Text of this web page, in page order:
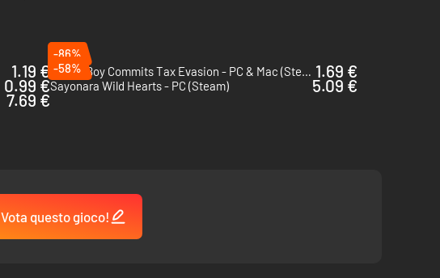
1.19 €
-86%
Turnip Boy Commits Tax Evasion - PC & Mac (Steam) 1.69 €
0.99 €
-58%
Sayonara Wild Hearts - PC (Steam)
5.09 €
7.69 €
Vota questo gioco!